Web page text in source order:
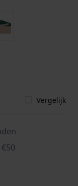
Vergelijk